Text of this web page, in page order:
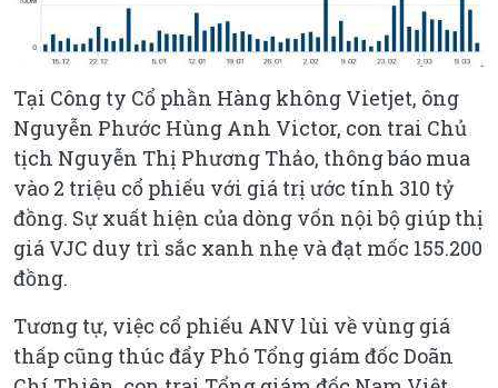
Tại Công ty Cổ phần Hàng không Vietjet, ông
Nguyễn Phước Hùng Anh Victor, con trai Chủ
tịch Nguyễn Thị Phương Thảo, thông báo mua
vào 2 triệu cổ phiếu với giá trị ước tính 310 tỷ
đồng. Sự xuất hiện của dòng vốn nội bộ giúp thị
giá VJC duy trì sắc xanh nhẹ và đạt mốc 155.200
đồng.
Tương tự, việc cổ phiếu ANV lùi về vùng giá
thấp cũng thúc đẩy Phó Tổng giám đốc Doãn